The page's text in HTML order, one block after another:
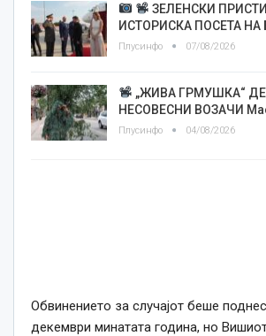
ЗЕЛЕНСКИ
ИСТОРИСКА ПОСЕТА НА
Плусинфо 07/08/2026
„ЖИВА ГРМУШКА“
НЕСОВЕСНИ ВОЗАЧИ
Плусинфо 04/08/2026
Обвинението за случајот беше
декември минатата година, но